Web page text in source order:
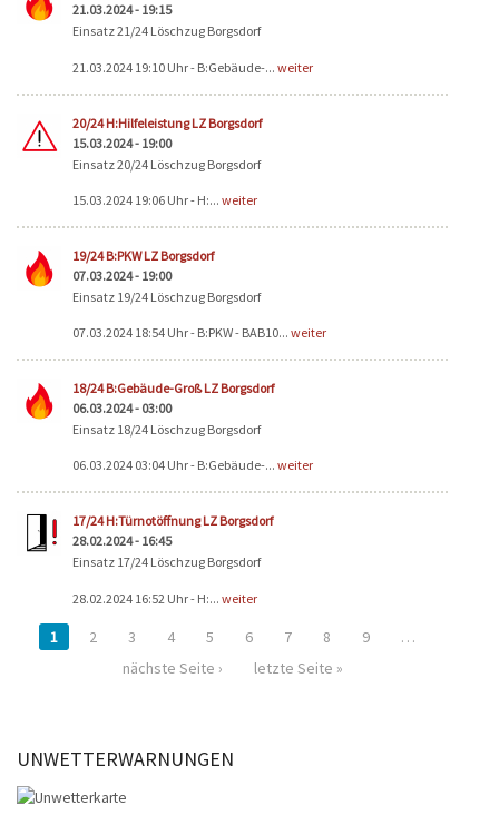
21.03.2024 - 19:15
Einsatz 21/24 Löschzug Borgsdorf
21.03.2024 19:10 Uhr - B:Gebäude-... weiter
20/24 H:Hilfeleistung LZ Borgsdorf
15.03.2024 - 19:00
Einsatz 20/24 Löschzug Borgsdorf
15.03.2024 19:06 Uhr - H:... weiter
19/24 B:PKW LZ Borgsdorf
07.03.2024 - 19:00
Einsatz 19/24 Löschzug Borgsdorf
07.03.2024 18:54 Uhr - B:PKW - BAB10... weiter
18/24 B:Gebäude-Groß LZ Borgsdorf
06.03.2024 - 03:00
Einsatz 18/24 Löschzug Borgsdorf
06.03.2024 03:04 Uhr - B:Gebäude-... weiter
17/24 H:Türnotöffnung LZ Borgsdorf
28.02.2024 - 16:45
Einsatz 17/24 Löschzug Borgsdorf
28.02.2024 16:52 Uhr - H:... weiter
1 2 3 4 5 6 7 8 9
…
nächste Seite ›
letzte Seite »
UNWETTERWARNUNGEN